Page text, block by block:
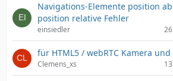
Navigations-Elemente position
position relative Fehler
einsiedler
für HTML5 / webRTC Kamera
Clemens_xs